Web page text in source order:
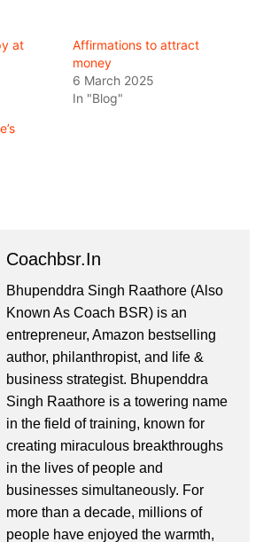
at
Affirmations to attract
money
6 March 2025
In "Blog"
Coachbsr.in
Bhupenddra Singh Raathore (Also
Known As Coach BSR) is an
entrepreneur, Amazon bestselling
author, philanthropist, and life &
business strategist. Bhupenddra
Singh Raathore is a towering name
in the field of training, known for
creating miraculous breakthroughs
in the lives of people and
businesses simultaneously. For
more than a decade, millions of
people have enjoyed the warmth,